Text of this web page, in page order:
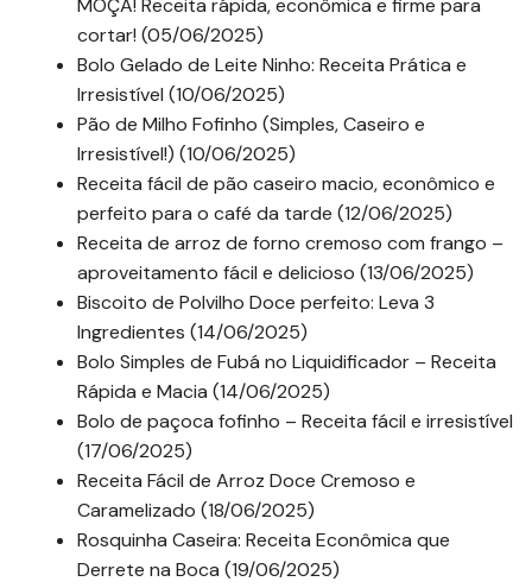
MOÇA! Receita rápida, econômica e firme para
cortar! (05/06/2025)
Bolo Gelado de Leite Ninho: Receita Prática e
Irresistível (10/06/2025)
Pão de Milho Fofinho (Simples, Caseiro e
Irresistível!) (10/06/2025)
Receita fácil de pão caseiro macio, econômico e
perfeito para o café da tarde (12/06/2025)
Receita de arroz de forno cremoso com frango –
aproveitamento fácil e delicioso (13/06/2025)
Biscoito de Polvilho Doce perfeito: Leva 3
Ingredientes (14/06/2025)
Bolo Simples de Fubá no Liquidificador – Receita
Rápida e Macia (14/06/2025)
Bolo de paçoca fofinho – Receita fácil e irresistível
(17/06/2025)
Receita Fácil de Arroz Doce Cremoso e
Caramelizado (18/06/2025)
Rosquinha Caseira: Receita Econômica que
Derrete na Boca (19/06/2025)